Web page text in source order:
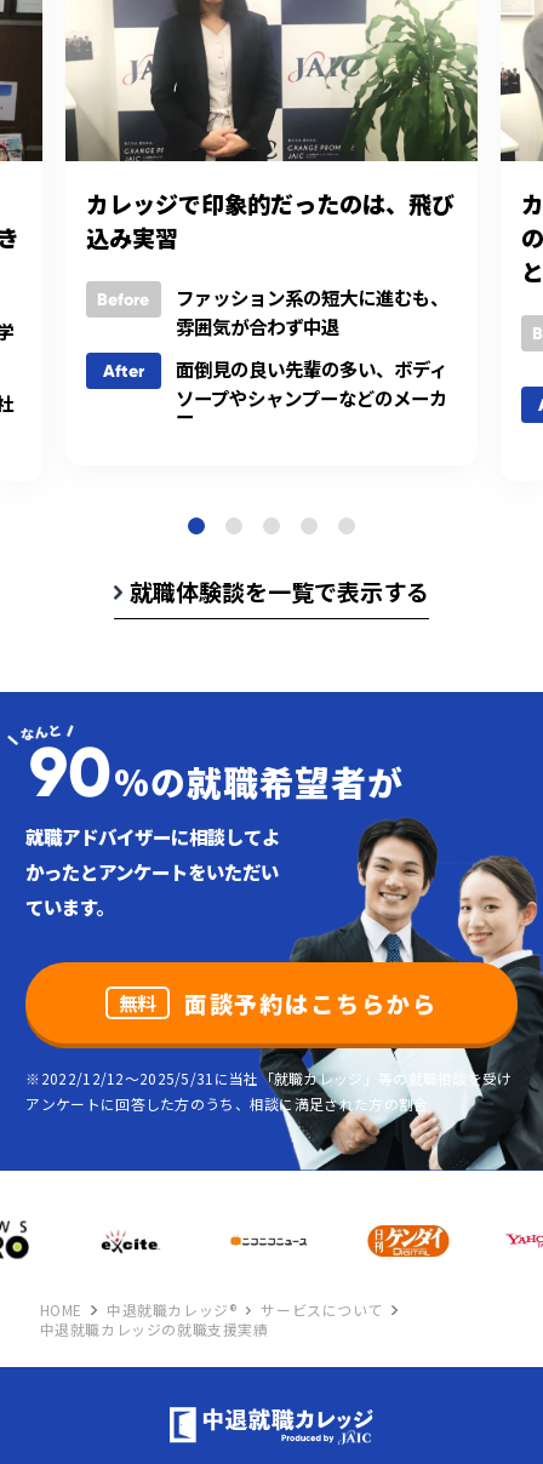
カレッジで印象的だったのは、飛び
込み実習
Before
ファッション系の短大に進むも、
雰囲気が合わず中退
After
面倒見の良い先輩の多い、ボディ
ソープやシャンプーなどのメーカ
ー
と
就職体験談を一覧で表示する
90%の就職希望者が
就職アドバイザーに相談してよ
かったとアンケートをいただい
ています。
無料 面談予約はこちらから
※2022/12/12～2025/5/31に当社「就職カレッジ」等の就職相談を受け
アンケートに回答した方のうち、相談に満足された方の割合
HOME 中退就職カレッジ®
サービスについて
中退就職カレッジの就職支援実績